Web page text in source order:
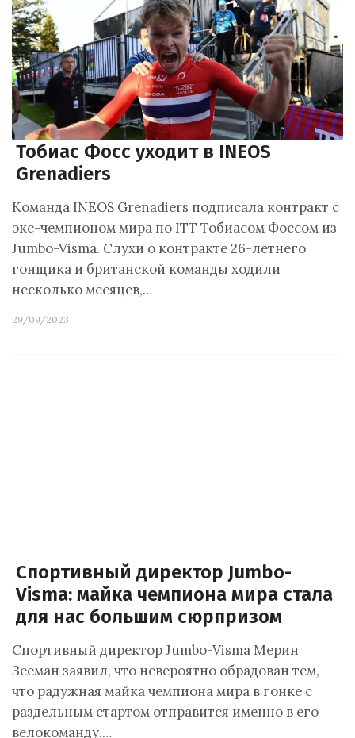
Тобиас Фосс уходит в INEOS
Grenadiers
Команда INEOS Grenadiers подписала контракт с
экс-чемпионом мира по ITT Тобиасом Фоссом из
Jumbo-Visma. Слухи о контракте 26-летнего
гонщика и британской команды ходили
несколько месяцев,…
29/09/2023
Спортивный директор Jumbo-
Visma: майка чемпиона мира стала
для нас большим сюрпризом
Спортивный директор Jumbo-Visma Мерин
Зееман заявил, что невероятно обрадован тем,
что радужная майка чемпиона мира в гонке с
раздельным стартом отправится именно в его
велокоманду.…